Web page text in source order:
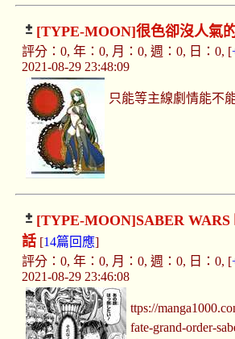
[TYPE-MOON]很色卻沒人氣
評分：0, 年：0, 月：0, 週：0, 日：0, [
2021-08-29 23:48:09
只能等主線劇情能不
[TYPE-MOON]SABER
話[14篇回應]
評分：0, 年：0, 月：0, 週：0, 日：0, [
2021-08-29 23:46:08
ttps://
fate-grand-order-